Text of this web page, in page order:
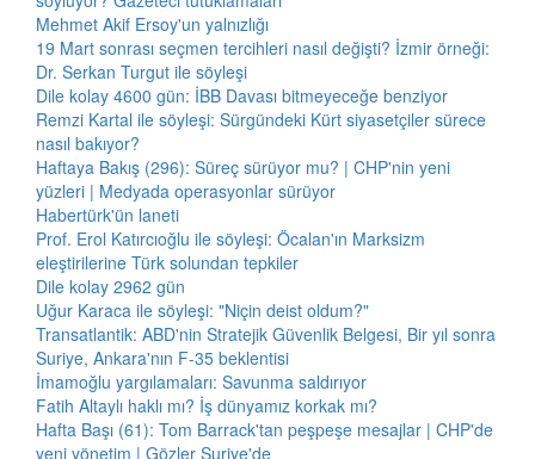
Mehmet Akif Ersoy'un yalnızlığı
19 Mart sonrası seçmen tercihleri nasıl değişti? İzmir örneği:
Dr. Serkan Turgut ile söyleşi
Dile kolay 4600 gün: İBB Davası bitmeyeceğe benziyor
Remzi Kartal ile söyleşi: Sürgündeki Kürt siyasetçiler sürece
nasıl bakıyor?
Haftaya Bakış (296): Süreç sürüyor mu? | CHP'nin yeni
yüzleri | Medyada operasyonlar sürüyor
Habertürk'ün laneti
Prof. Erol Katırcıoğlu ile söyleşi: Öcalan'ın Marksizm
eleştirilerine Türk solundan tepkiler
Dile kolay 2962 gün
Uğur Karaca ile söyleşi: "Niçin deist oldum?"
Transatlantik: ABD'nin Stratejik Güvenlik Belgesi, Bir yıl sonra
Suriye, Ankara'nın F-35 beklentisi
İmamoğlu yargılamaları: Savunma saldırıyor
Fatih Altaylı haklı mı? İş dünyamız korkak mı?
Hafta Başı (61): Tom Barrack'tan peşpeşe mesajlar | CHP'de
yeni yönetim | Gözler Suriye'de